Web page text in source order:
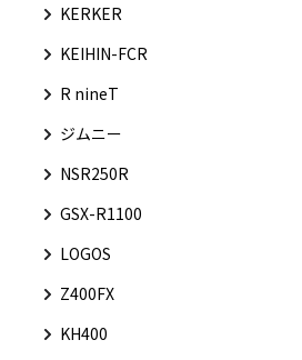
KERKER
KEIHIN-FCR
R nineT
ジムニー
NSR250R
GSX-R1100
LOGOS
Z400FX
KH400